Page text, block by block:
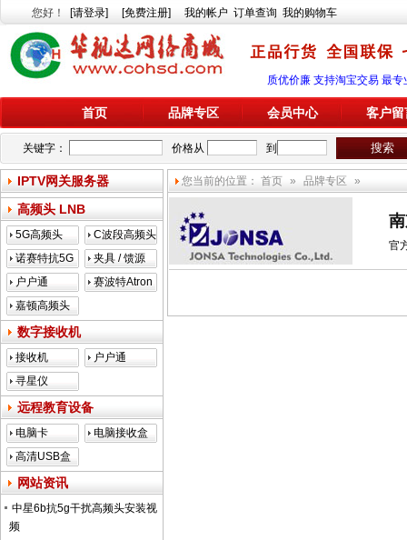
您好 ！ [请登录] [免费注册] 我的帐户 订单查询 我的购物车
质优价廉 支持淘宝交易 最
首页 品牌专区 会员中心 客户留
关键字： 价格从 到
IPTV网关服务器
高频头 LNB
5G高频头
C波段高频头
诺赛特抗5G
夹具 / 馈源
户户通
赛波特Atron
嘉顿高频头
数字接收机
接收机
户户通
寻星仪
远程教育设备
电脑卡
电脑接收盒
高清USB盒
子网站资讯
中星6b抗5g干扰高频头安装视
频
您当前的位置： 首页 » 品牌专区 »
官